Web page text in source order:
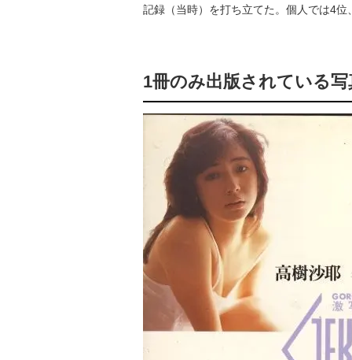
記録（当時）を打ち立てた。個人では4
1冊のみ出版されている